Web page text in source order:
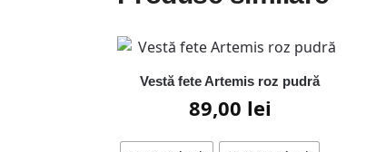
Vestă fete Artemis roz pudră
89,00 lei